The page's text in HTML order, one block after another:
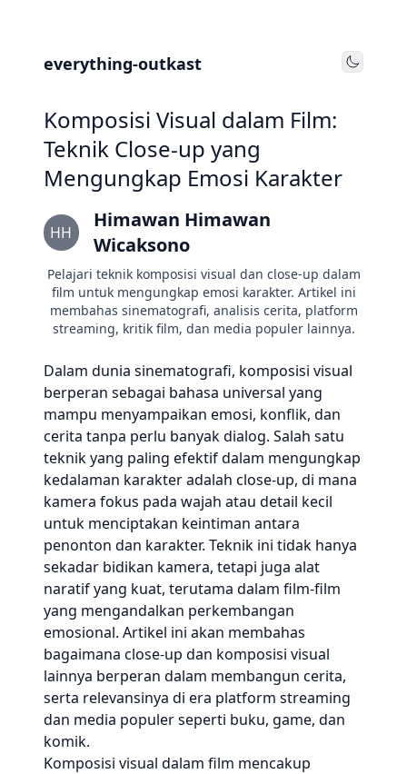
everything-outkast Toggle
Komposisi Visual dalam Film:
Teknik Close-up yang
Mengungkap Emosi Karakter
HH
Himawan Himawan
Wicaksono
Pelajari teknik komposisi visual dan close-up dalam
film untuk mengungkap emosi karakter. Artikel ini
membahas sinematografi, analisis cerita, platform
streaming, kritik film, dan media populer lainnya.
Dalam dunia sinematografi, komposisi visual
berperan sebagai bahasa universal yang
mampu menyampaikan emosi, konflik, dan
cerita tanpa perlu banyak dialog. Salah satu
teknik yang paling efektif dalam mengungkap
kedalaman karakter adalah close-up, di mana
kamera fokus pada wajah atau detail kecil
untuk menciptakan keintiman antara
penonton dan karakter. Teknik ini tidak hanya
sekadar bidikan kamera, tetapi juga alat
naratif yang kuat, terutama dalam film-film
yang mengandalkan perkembangan
emosional. Artikel ini akan membahas
bagaimana close-up dan komposisi visual
lainnya berperan dalam membangun cerita,
serta relevansinya di era platform streaming
dan media populer seperti buku, game, dan
komik.
Komposisi visual dalam film mencakup